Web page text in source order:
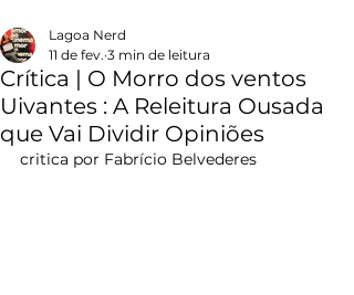
Crítica | O Morro dos ventos
Uivantes : A Releitura Ousada
que Vai Dividir Opiniões
Lagoa Nerd
11 de fev. 3 min de leitura
critica por Fabrício Belvederes